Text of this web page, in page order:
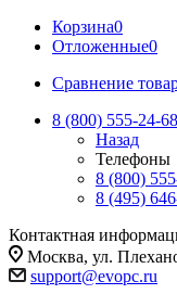
Корзина0
Отложенные0
Сравнение
8 (800) 555-24-68
Назад
Телефоны
8 (800)
8 (495)
Контактная
Москва, ул.
support@evopc.ru